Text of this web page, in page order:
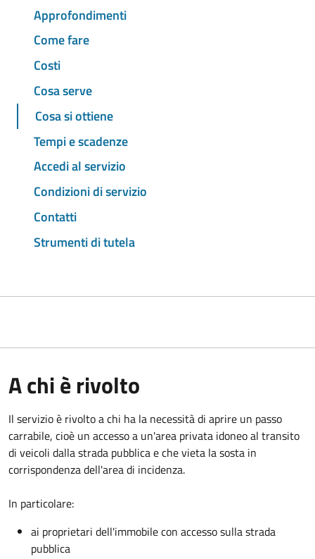
Approfondimenti
Come fare
Costi
Cosa serve
Cosa si ottiene
Tempi e scadenze
Accedi al servizio
Condizioni di servizio
Contatti
Strumenti di tutela
A chi è rivolto
Il servizio è rivolto a chi ha la necessità di aprire un passo
carrabile, cioè un accesso a un'area privata idoneo al transito
di veicoli dalla strada pubblica e che vieta la sosta in
corrispondenza dell'area di incidenza.
In particolare:
ai proprietari dell'immobile con accesso sulla strada
pubblica